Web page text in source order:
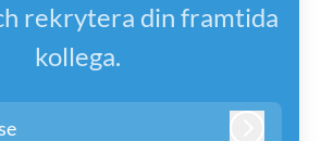
rekrytera din framtida
kollega.